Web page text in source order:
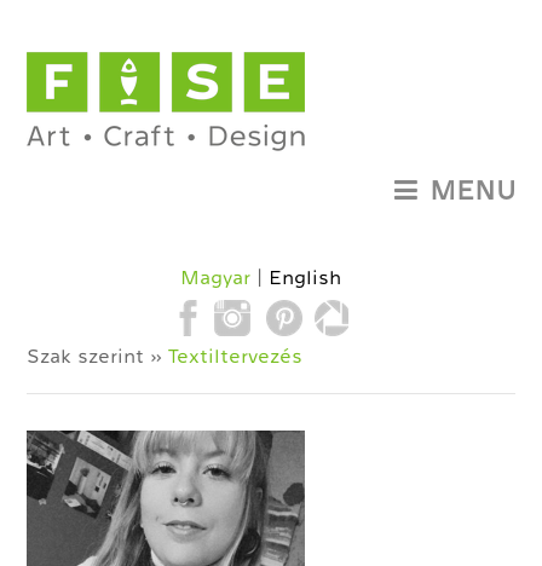
Magyar English
MENU
Szak szerint »Textiltervezés